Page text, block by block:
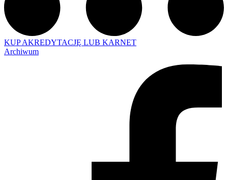
KUP AKREDYTACJĘ LUB KARNET
Archiwum